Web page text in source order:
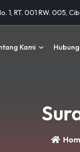
1, RT. 001 RW. 005,
Kami